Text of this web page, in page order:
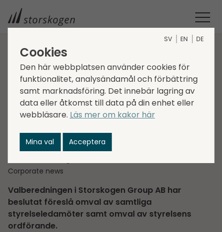
VALBEREDNINGENS FÖRSLAG INFÖR ÅRSSTÄMMAN 2025
Valberedningens
förslag inför
årsstämman 2025
Corporate news
Valberedningen i Storskogen Group AB har
beslutat föreslå omval av samtliga
styrelseledamöter samt omval av styrelsens
ordförande.
SV EN DE
Cookies
Den här webbplatsen använder cookies för
funktionalitet, analysändamål och förbättring
samt marknadsföring. Det innebär lagring av
data eller åtkomst till data på din enhet eller
webbläsare. Läs mer om kakor här
Mina val Acceptera